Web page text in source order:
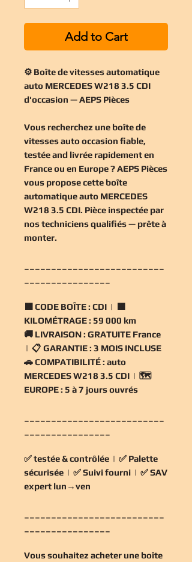
Add to Cart
⚙️ Boîte de vitesses automatique
auto MERCEDES W218 3.5 CDI
d'occasion — AEPS Pièces
Vous recherchez une boîte de
vitesses auto occasion fiable,
testée and livrée rapidement en
France ou en Europe ? AEPS Pièces
vous propose cette boîte
automatique auto MERCEDES
W218 3.5 CDI. Pièce inspectée par
nos techniciens qualifiés — prête à
monter.
🟧CODE BOÎTE : CDI | 🟧
KILOMÉTRAGE : 59 000 km
🚚 LIVRAISON : GRATUITE France
| 📋 GARANTIE : 3 MOIS INCLUSE
🚗COMPATIBILITÉ : auto
MERCEDES W218 3.5 CDI | 🗺️
EUROPE : 5 à 7 jours ouvrés
✅testée & contrôlée | ✅ Palette
sécurisée | ✅Suivi fourni | ✅SAV
expert lun→ven
Vous souhaitez acheter une boîte